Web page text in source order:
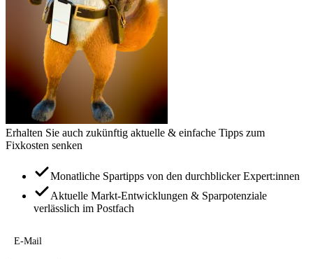
Erhalten Sie auch zukünftig aktuelle & einfache Tipps zum
Fixkosten senken
Monatliche Spartipps von den durchblicker Expert:innen
Aktuelle Markt-Entwicklungen & Sparpotenziale
verlässlich im Postfach
E-Mail